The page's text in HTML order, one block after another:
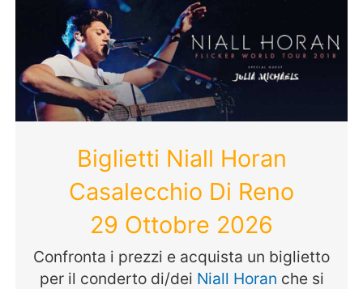
Biglietti Niall Horan
Casalecchio Di Reno
29 Ottobre 2026
Confronta i prezzi e acquista un biglietto
per il conderto di/dei Niall Horan che si